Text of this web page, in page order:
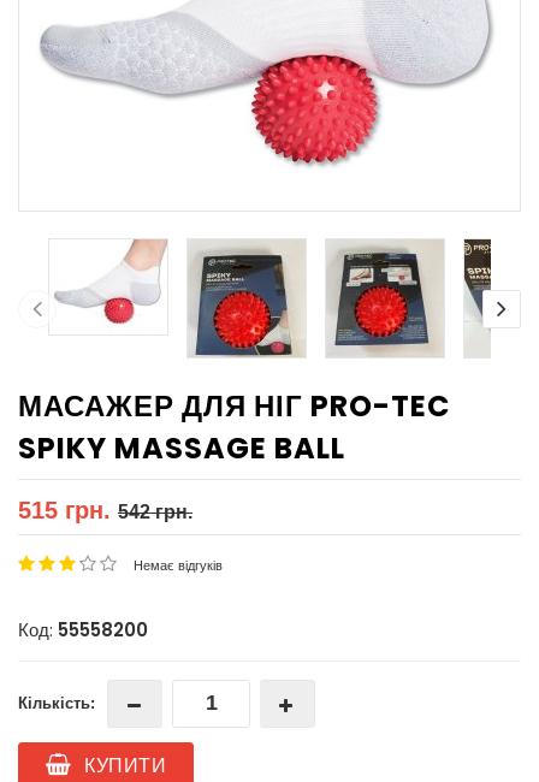
МАСАЖЕР ДЛЯ НІГ PRO-TEC
SPIKY MASSAGE BALL
515 грн. 542 грн.
Немає відгуків
Код: 55558200
Кількість:
КУПИТИ